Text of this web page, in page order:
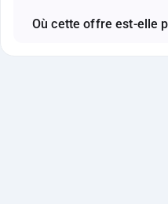
Où cette offre est-elle